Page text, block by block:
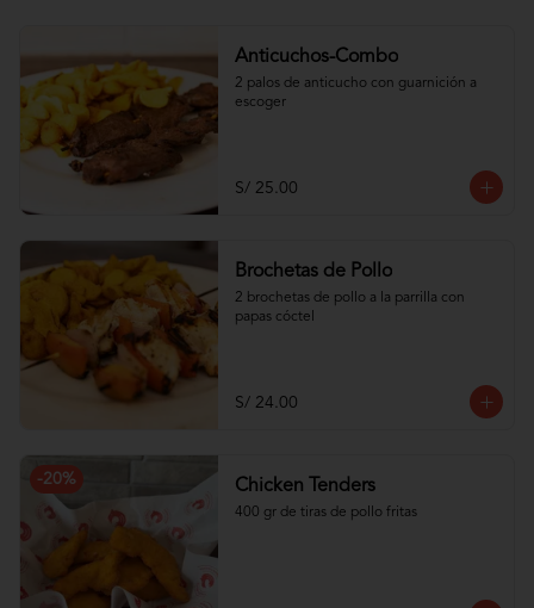
Anticuchos-Combo
2 palos de anticucho con guarnición a
escoger
S/ 25.00
Brochetas de Pollo
2 brochetas de pollo a la parrilla con
papas cóctel
S/ 24.00
-20% Chicken Tenders
400 gr de tiras de pollo fritas